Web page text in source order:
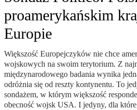
proamerykańskim
Europie
Większość Europejczyków nie chce
wojskowych na swoim terytorium. Z
międzynarodowego badania wynika
odróżnia się od reszty kontynentu. To
sondażem, w którym większość
obecność wojsk USA. I jedyny, dla